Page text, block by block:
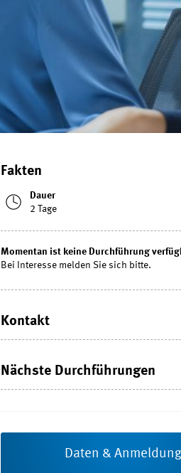
Fakten
Dauer
2 Tage
Momentan ist keine Durchführung
Bei Interesse melden Sie sich bitte.
Kontakt
Nächste Durchführungen
Daten & Anmeldung